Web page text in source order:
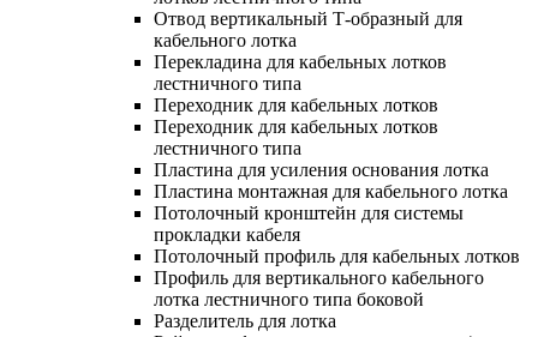
Отвод вертикальный Т-образный для
кабельного лотка
Перекладина для кабельных лотков
лестничного типа
Переходник для кабельных лотков
Переходник для кабельных лотков
лестничного типа
Пластина для усиления основания лотка
Пластина монтажная для кабельного лотка
Потолочный кронштейн для системы
прокладки кабеля
Потолочный профиль для кабельных лотков
Профиль для вертикального кабельного
лотка лестничного типа боковой
Разделитель для лотка